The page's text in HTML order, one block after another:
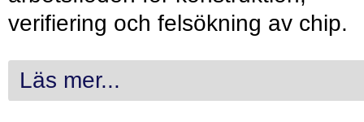
verifiering och felsökning av chip.
Läs mer...